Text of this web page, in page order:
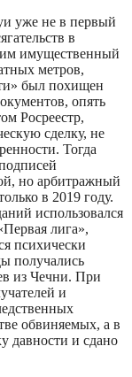
уже не в первый
в
имущественный
метров,
был похищен
опять
Росреестр,
сделку, не
Тогда
но арбитражный
в 2019 году.
использовался
лига»,
психически
получались
из Чечни. При
и
обвиняемых, а в
давности и сдано